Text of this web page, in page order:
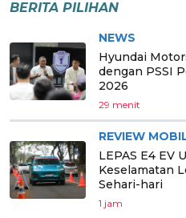
BERITA PILIHAN
NEWS
Hyundai
dengan PSSI
2026
29 menit
REVIEW
LEPAS E4 EV
Keselamatan
Sehari-hari
1 jam